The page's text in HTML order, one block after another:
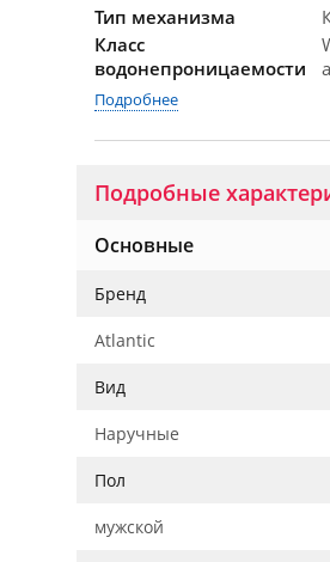
Тип механизма
Класс
водонепроницаемости
Подробнее
Подробные
Основные
Бренд
Atlantic
Вид
Наручные
Пол
мужской